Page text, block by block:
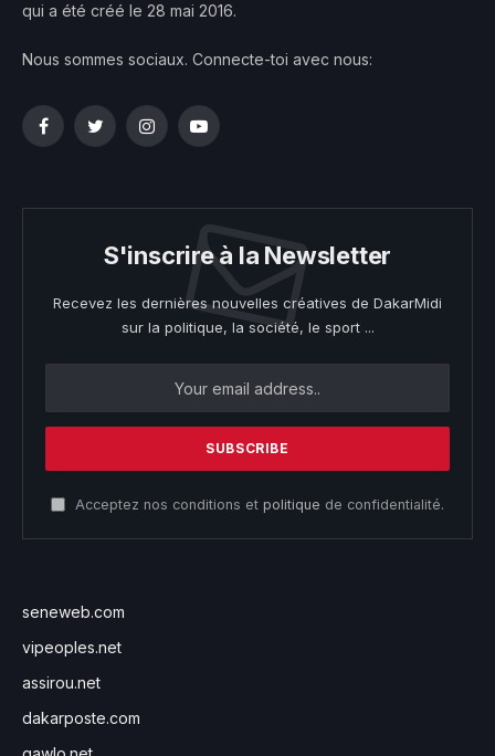
qui a été créé le 28 mai 2016.
Nous sommes sociaux. Connecte-toi avec nous:
FacebookTwitterInstagramYouTube
S'inscrire à la Newsletter
Recevez les dernières nouvelles créatives de DakarMidi
sur la politique, la société, le sport ...
Acceptez nos conditions et politique de confidentialité.
seneweb.com
vipeoples.net
assirou.net
dakarposte.com